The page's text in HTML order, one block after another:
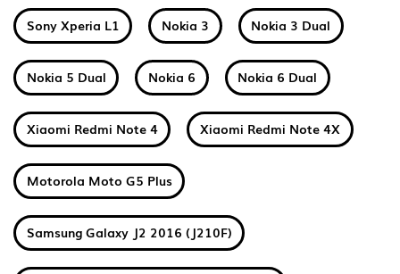
Sony Xperia L1 Nokia 3 Nokia 3 Dual
Nokia 5 Dual Nokia 6 Nokia 6 Dual
Xiaomi Redmi Note 4 Xiaomi Redmi Note 4X
Motorola Moto G5 Plus
Samsung Galaxy J2 2016 (J210F)